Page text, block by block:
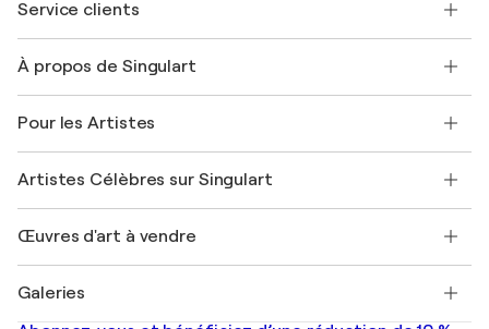
Service clients
Expédition
Offrir une carte cadeau
Rejoignez notre programme commercial
Mon compte
+33 1 76 44 06 42
À propos de Singulart
FAQ
Magazine Singulart
Emplois
Découvrez une sélection d'art original
Pour les Artistes
Se connecter en tant qu'Artiste
Artistes Célèbres sur Singulart
Marc Chagall
Banksy
Mr. Brainwash
Œuvres d'art à vendre
Tableaux abstraits à vendre
Galeries